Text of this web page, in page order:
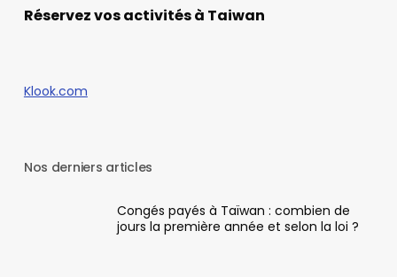
Réservez vos activités à Taiwan
Klook.com
Nos derniers articles
Congés payés à Taïwan : combien de
jours la première année et selon la loi ?